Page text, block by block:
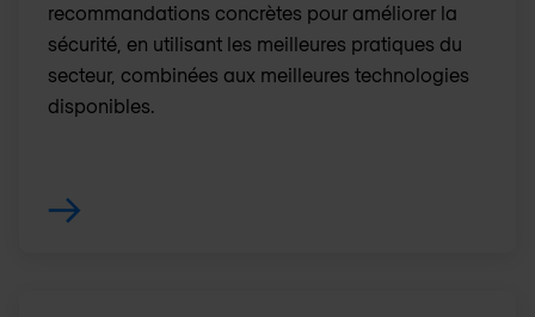
recommandations concrètes pour améliorer la
sécurité, en utilisant les meilleures pratiques du
secteur, combinées aux meilleures technologies
disponibles.